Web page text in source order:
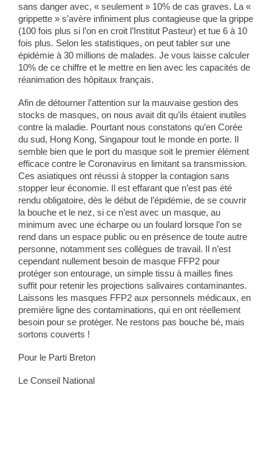
sans danger avec, « seulement » 10% de cas graves. La «
grippette » s’avère infiniment plus contagieuse que la grippe
(100 fois plus si l’on en croit l’Institut Pasteur) et tue 6 à 10
fois plus. Selon les statistiques, on peut tabler sur une
épidémie à 30 millions de malades. Je vous laisse calculer
10% de ce chiffre et le mettre en lien avec les capacités de
réanimation des hôpitaux français.
Afin de détourner l’attention sur la mauvaise gestion des
stocks de masques, on nous avait dit qu’ils étaient inutiles
contre la maladie. Pourtant nous constatons qu’en Corée
du sud, Hong Kong, Singapour tout le monde en porte. Il
semble bien que le port du masque soit le premier élément
efficace contre le Coronavirus en limitant sa transmission.
Ces asiatiques ont réussi à stopper la contagion sans
stopper leur économie. Il est effarant que n’est pas été
rendu obligatoire, dès le début de l’épidémie, de se couvrir
la bouche et le nez, si ce n’est avec un masque, au
minimum avec une écharpe ou un foulard lorsque l’on se
rend dans un espace public ou en présence de toute autre
personne, notamment ses collègues de travail. Il n’est
cependant nullement besoin de masque FFP2 pour
protéger son entourage, un simple tissu à mailles fines
suffit pour retenir les projections salivaires contaminantes.
Laissons les masques FFP2 aux personnels médicaux, en
première ligne des contaminations, qui en ont réellement
besoin pour se protèger. Ne restons pas bouche bé, mais
sortons couverts !
Pour le Parti Breton
Le Conseil National